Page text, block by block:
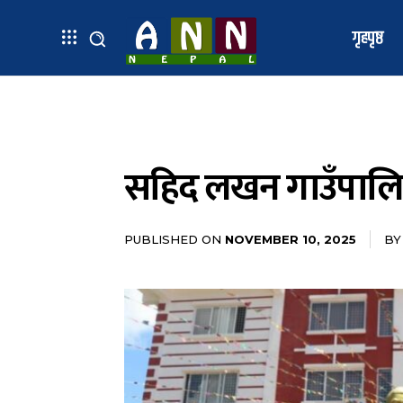
गृहपृष्ठ
सहिद लखन
PUBLISHED ON NOVEMBER 10, 2025 BY